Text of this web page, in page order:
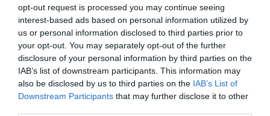
opt-out request is processed you may continue seeing
interest-based ads based on personal information utilized by
us or personal information disclosed to third parties prior to
your opt-out. You may separately opt-out of the further
disclosure of your personal information by third parties on the
IAB’s list of downstream participants. This information may
also be disclosed by us to third parties on the IAB’s List of
Downstream Participants that may further disclose it to other